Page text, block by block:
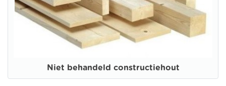
Niet behandeld constructiehout